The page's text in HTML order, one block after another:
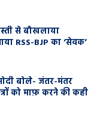
से बौखलाया
RSS-BJP का ‘सेवक’
बोले- जंतर-मंतर
को माफ़ करने की कही